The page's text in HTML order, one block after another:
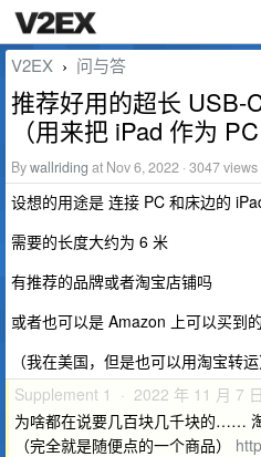
V2EX › 问与答
推荐好用的超长 USB-
（用来把 iPad 作为
Bywallriding at Nov 6, 2022 · 3047 views
设想的用途是 连接 PC 和床边的
需要的长度大约为 6 米
有推荐的品牌或者淘宝店铺吗
或者也可以是 Amazon 上可以买到的
（我在美国，但是也可以用淘宝转运
Supplement 1 · 2022 年 11 月 7 日
为啥都在说要几百块几千块的……
（完全就是随便点的一个商品）